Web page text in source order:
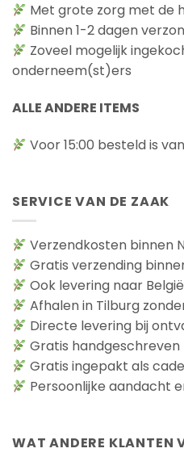
productpagina
Met grote zorg met de
Binnen 1-2 dagen
Zoveel mogelijk
onderneem(st)ers
ALLE ANDERE ITEMS
Voor 15:00 besteld is
SERVICE VAN DE ZAAK
Verzendkosten binnen
Gratis verzending
Ook levering naar
Afhalen in Tilburg
Directe levering bij
Gratis
Gratis ingepakt als
Persoonlijke aandacht
WAT ANDERE KLANTEN